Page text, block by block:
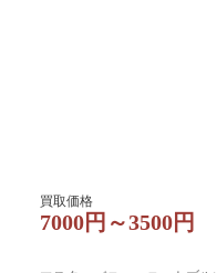
7000円～3500円